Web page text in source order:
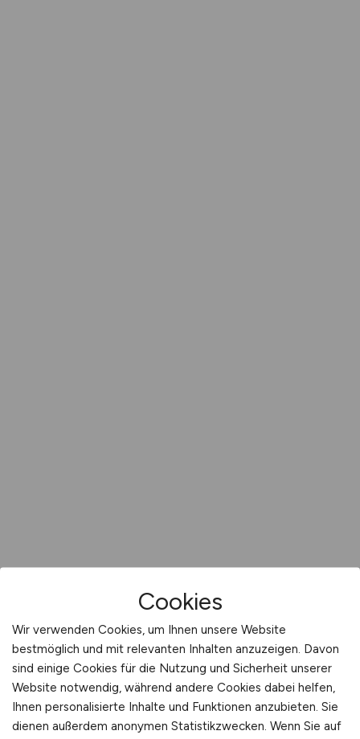
Cookies
Wir verwenden Cookies, um Ihnen unsere Website
bestmöglich und mit relevanten Inhalten anzuzeigen. Davon
sind einige Cookies für die Nutzung und Sicherheit unserer
Website notwendig, während andere Cookies dabei helfen,
Ihnen personalisierte Inhalte und Funktionen anzubieten. Sie
dienen außerdem anonymen Statistikzwecken. Wenn Sie auf